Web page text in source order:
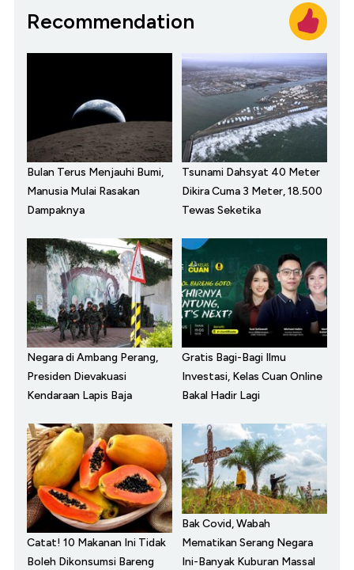
Recommendation
Bulan Terus Menjauhi Bumi,
Manusia Mulai Rasakan
Dampaknya
Tsunami Dahsyat 40 Meter
Dikira Cuma 3 Meter, 18.500
Tewas Seketika
Negara di Ambang Perang,
Presiden Dievakuasi
Kendaraan Lapis Baja
Gratis Bagi-Bagi Ilmu
Investasi, Kelas Cuan Online
Bakal Hadir Lagi
Catat! 10 Makanan Ini Tidak
Boleh Dikonsumsi Bareng
Bak Covid, Wabah
Mematikan Serang Negara
Ini-Banyak Kuburan Massal